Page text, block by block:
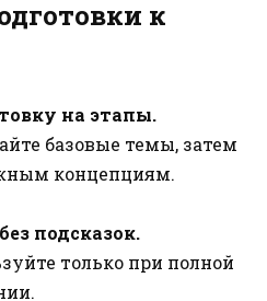
к
на этапы.
базовые темы, затем
концепциям.
подсказок.
только при полной